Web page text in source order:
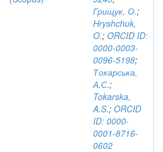
Грищук, О.;
Hryshchuk,
O.; ORCID ID:
0000-0003-
0096-5198;
Токарська,
А.С.;
Tokarska,
A.S.; ORCID
ID: 0000-
0001-8716-
0602